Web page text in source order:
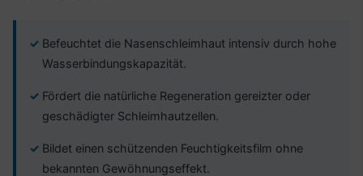
Befeuchtet die Nasenschleimhaut intensiv durch hohe
Wasserbindungskapazität.
Fördert die natürliche Regeneration gereizter oder
geschädigter Schleimhautzellen.
Bildet einen schützenden Feuchtigkeitsfilm ohne
bekannten Gewöhnungseffekt.